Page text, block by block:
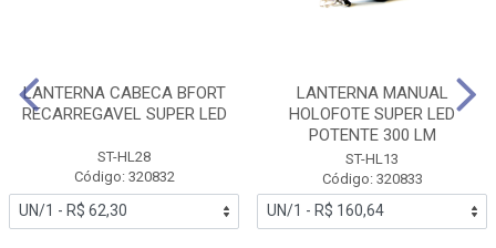
LANTERNA CABECA BFORT
RECARREGAVEL SUPER LED
ST-HL28
Código: 320832
LANTERNA MANUAL
HOLOFOTE SUPER LED
POTENTE 300 LM
ST-HL13
Código: 320833